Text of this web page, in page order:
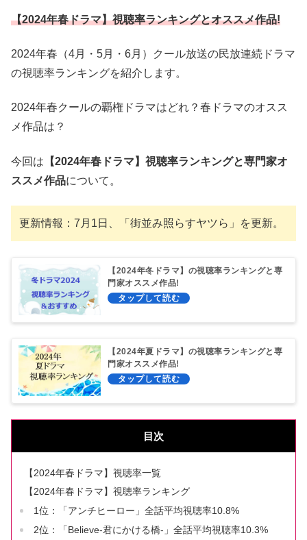
【2024年春ドラマ】視聴率ランキングとオススメ作品!
2024年春（4月・5月・6月）クール放送の民放連続ドラマ
の視聴率ランキングを紹介します。
2024年春クールの覇権ドラマはどれ？春ドラマのオスス
メ作品は？
今回は 【2024年春ドラマ】視聴率ランキングと専門家オ
ススメ作品について。
更新情報：7月1日、「街並み照らすヤツら」を更新。
【2024年冬ドラマ】の視聴率ランキングと専
門家オススメ作品!
【2024年夏ドラマ】の視聴率ランキングと専
門家オススメ作品!
目次
【2024年春ドラマ】視聴率一覧
【2024年春ドラマ】視聴率ランキング
1位：「アンチヒーロー」全話平均視聴率10.8%
2位：「Believe-君にかける橋-」全話平均視聴率10.3%